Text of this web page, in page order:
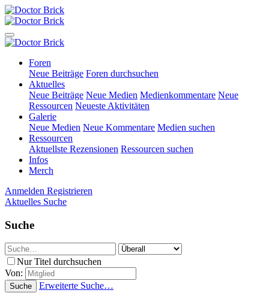
Foren
Neue Beiträge Foren durchsuchen
Aktuelles
Neue Beiträge Neue Medien Medienkommentare Neue
Ressourcen Neueste Aktivitäten
Galerie
Neue Medien Neue Kommentare Medien suchen
Ressourcen
Aktuellste Rezensionen Ressourcen suchen
Infos
Merch
Anmelden Registrieren
Aktuelles Suche
Suche
Nur Titel durchsuchen
Von:
Suche Erweiterte Suche…